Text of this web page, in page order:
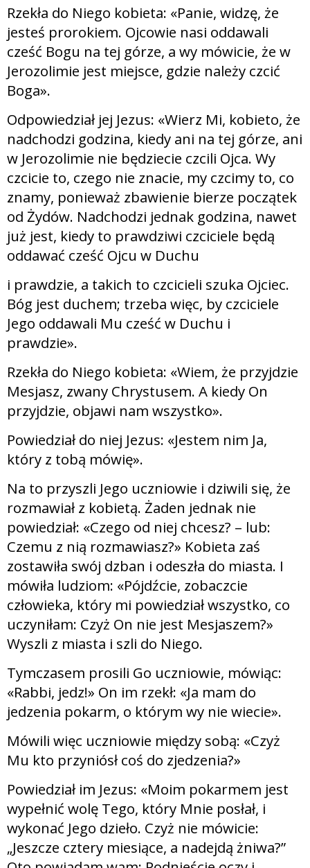
Rzekła do Niego kobieta: «Panie, widzę, że
jesteś prorokiem. Ojcowie nasi oddawali
cześć Bogu na tej górze, a wy mówicie, że w
Jerozolimie jest miejsce, gdzie należy czcić
Boga».
Odpowiedział jej Jezus: «Wierz Mi, kobieto, że
nadchodzi godzina, kiedy ani na tej górze, ani
w Jerozolimie nie będziecie czcili Ojca. Wy
czcicie to, czego nie znacie, my czcimy to, co
znamy, ponieważ zbawienie bierze początek
od Żydów. Nadchodzi jednak godzina, nawet
już jest, kiedy to prawdziwi czciciele będą
oddawać cześć Ojcu w Duchu
i prawdzie, a takich to czcicieli szuka Ojciec.
Bóg jest duchem; trzeba więc, by czciciele
Jego oddawali Mu cześć w Duchu i
prawdzie».
Rzekła do Niego kobieta: «Wiem, że przyjdzie
Mesjasz, zwany Chrystusem. A kiedy On
przyjdzie, objawi nam wszystko».
Powiedział do niej Jezus: «Jestem nim Ja,
który z tobą mówię».
Na to przyszli Jego uczniowie i dziwili się, że
rozmawiał z kobietą. Żaden jednak nie
powiedział: «Czego od niej chcesz? – lub:
Czemu z nią rozmawiasz?» Kobieta zaś
zostawiła swój dzban i odeszła do miasta. I
mówiła ludziom: «Pójdźcie, zobaczcie
człowieka, który mi powiedział wszystko, co
uczyniłam: Czyż On nie jest Mesjaszem?»
Wyszli z miasta i szli do Niego.
Tymczasem prosili Go uczniowie, mówiąc:
«Rabbi, jedz!» On im rzekł: «Ja mam do
jedzenia pokarm, o którym wy nie wiecie».
Mówili więc uczniowie między sobą: «Czyż
Mu kto przyniósł coś do zjedzenia?»
Powiedział im Jezus: «Moim pokarmem jest
wypełnić wolę Tego, który Mnie posłał, i
wykonać Jego dzieło. Czyż nie mówicie:
„Jeszcze cztery miesiące, a nadejdą żniwa?”